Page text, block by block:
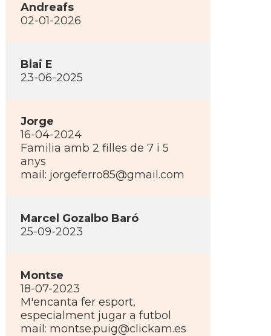
Andreafs
02-01-2026
Blai E
23-06-2025
Jorge
16-04-2024
Familia amb 2 filles de 7 i 5
anys
mail: jorgeferro85@gmail.com
Marcel Gozalbo Baró
25-09-2023
Montse
18-07-2023
M'encanta fer esport,
especialment jugar a futbol
mail: montse.puig@clickam.es